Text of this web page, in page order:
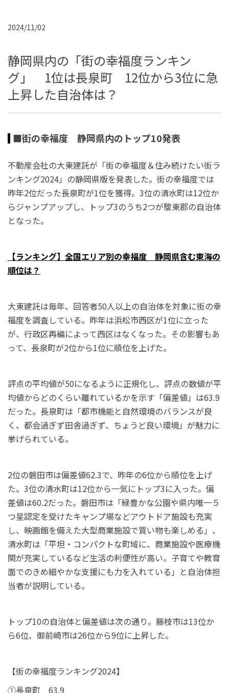
2024/11/02
静岡県内の「街の幸福度ランキン
グ」 1位は長泉町 12位から3位に急
上昇した自治体は？
■街の幸福度 静岡県内のトップ10発表
不動産会社の大東建託が「街の幸福度＆住み続けたい街ラ
ンキング2024」の静岡県版を発表した。街の幸福度では
昨年2位だった長泉町が1位を獲得。3位の清水町は12位か
らジャンプアップし、トップ3のうち2つが駿東郡の自治体
となった。
【ランキング】全国エリア別の幸福度 静岡県含む東海の
順位は？
大東建託は毎年、回答者50人以上の自治体を対象に街の幸
福度を調査している。昨年は浜松市西区が1位に立った
が、行政区再編によって西区はなくなった。その影響もあ
って、長泉町が2位から1位に順位を上げた。
評点の平均値が50になるように正規化し、評点の数値が平
均値からどのくらい離れているかを示す「偏差値」は63.9
だった。長泉町は「都市機能と自然環境のバランスが良
く、都会過ぎず田舎過ぎず、ちょうど良い環境」が魅力に
挙げられている。
2位の磐田市は偏差値62.3で、昨年の6位から順位を上げ
た。3位の清水町は12位から一気にトップ3に入った。偏
差値は60.2だった。磐田市は「緑豊かな公園や県内唯一５
つ星認定を受けたキャンプ場などアウトドア施設も充実
し、映画館を備えた大型商業施設で買い物も楽しめる」、
清水町は「平坦・コンパクトな町域に、商業施設や医療機
関が充実しているなど生活の利便性が高い。子育てや教育
面でのきめ細やかな支援にも力を入れている」と自治体担
当者が説明している。
トップ10の自治体と偏差値は次の通り。藤枝市は13位か
ら6位、御前崎市は26位から9位に上昇した。
【街の幸福度ランキング2024】
①長泉町 63.9